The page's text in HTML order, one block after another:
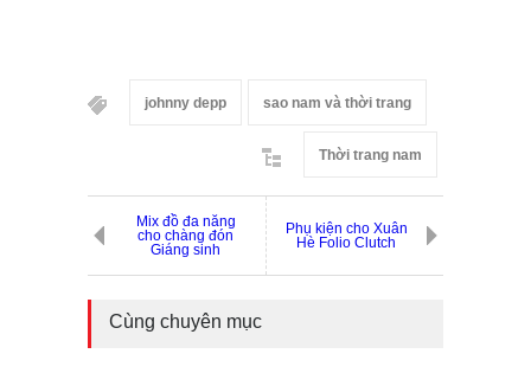
johnny depp sao nam và thời trang
Thời trang nam
Mix đồ đa năng
cho chàng đón
Giáng sinh
Phụ kiện cho Xuân
Hè Folio Clutch
Cùng chuyên mục